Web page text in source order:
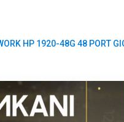
HP 1920-48G 48 PORT